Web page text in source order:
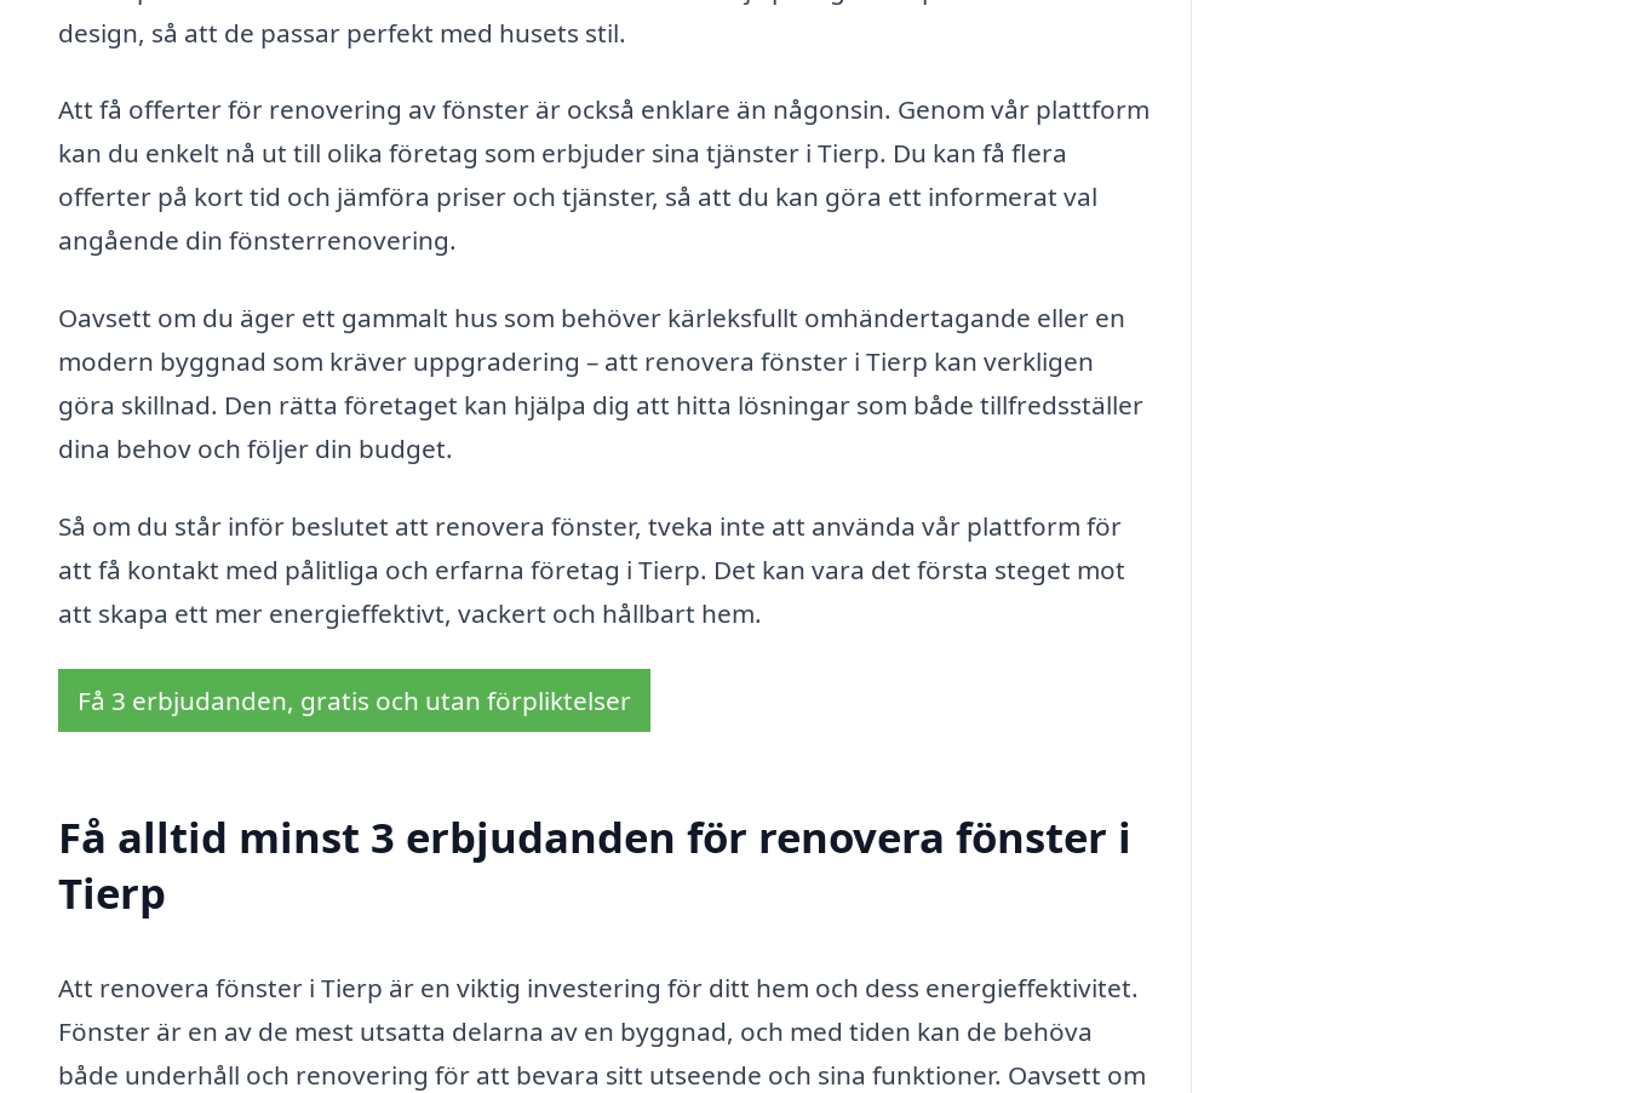
design, så att de passar perfekt med husets stil.
Att få offerter för renovering av fönster är också enklare än någonsin. Genom vår plattform
kan du enkelt nå ut till olika företag som erbjuder sina tjänster i Tierp. Du kan få flera
offerter på kort tid och jämföra priser och tjänster, så att du kan göra ett informerat val
angående din fönsterrenovering.
Oavsett om du äger ett gammalt hus som behöver kärleksfullt omhändertagande eller en
modern byggnad som kräver uppgradering – att renovera fönster i Tierp kan verkligen
göra skillnad. Den rätta företaget kan hjälpa dig att hitta lösningar som både tillfredsställer
dina behov och följer din budget.
Så om du står inför beslutet att renovera fönster, tveka inte att använda vår plattform för
att få kontakt med pålitliga och erfarna företag i Tierp. Det kan vara det första steget mot
att skapa ett mer energieffektivt, vackert och hållbart hem.
Få 3 erbjudanden, gratis och utan förpliktelser
Få alltid minst 3 erbjudanden för renovera fönster i
Tierp
Att renovera fönster i Tierp är en viktig investering för ditt hem och dess energieffektivitet.
Fönster är en av de mest utsatta delarna av en byggnad, och med tiden kan de behöva
både underhåll och renovering för att bevara sitt utseende och sina funktioner. Oavsett om